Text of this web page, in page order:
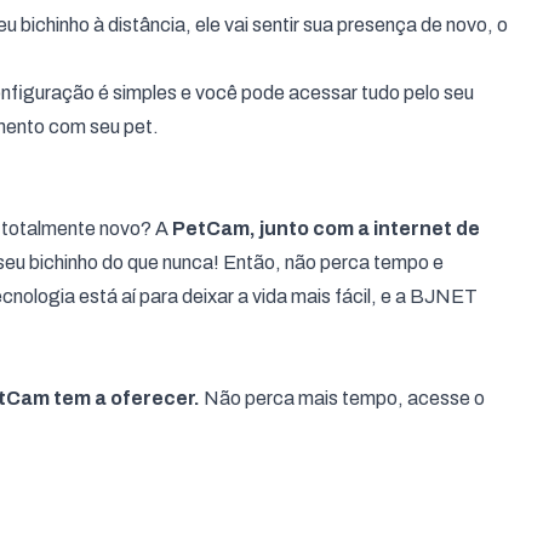
bichinho à distância, ele vai sentir sua presença de novo, o
é simples e você pode acessar tudo pelo seu
com seu pet.
novo? A PetCam, junto com a internet de
bichinho do que nunca! Então, não perca tempo e
está aí para deixar a vida mais fácil, e a BJNET
tem a oferecer. Não perca mais tempo, acesse o